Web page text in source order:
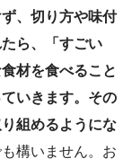
、切り方や味付
ら、「すごい
材を食べること
いきます。その
組めるようにな
構いません。お